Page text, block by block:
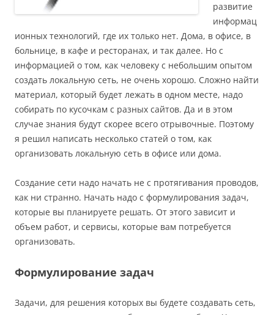
развитие
информац
ионных технологий, где их только нет. Дома, в офисе, в
больнице, в кафе и ресторанах, и так далее. Но с
информацией о том, как человеку с небольшим опытом
создать локальную сеть, не очень хорошо. Сложно найти
материал, который будет лежать в одном месте, надо
собирать по кусочкам с разных сайтов. Да и в этом
случае знания будут скорее всего отрывочные. Поэтому
я решил написать несколько статей о том, как
организовать локальную сеть в офисе или дома.
Создание сети надо начать не с протягивания проводов,
как ни странно. Начать надо с формулирования задач,
которые вы планируете решать. От этого зависит и
объем работ, и сервисы, которые вам потребуется
организовать.
Формулирование задач
Задачи, для решения которых вы будете создавать сеть,